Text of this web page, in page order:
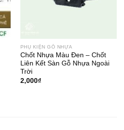
PHỤ KIỆN GỖ NHỰA
Chốt Nhựa Màu Đen – Chốt
Liên Kết Sàn Gỗ Nhựa Ngoài
Trời
2,000₫